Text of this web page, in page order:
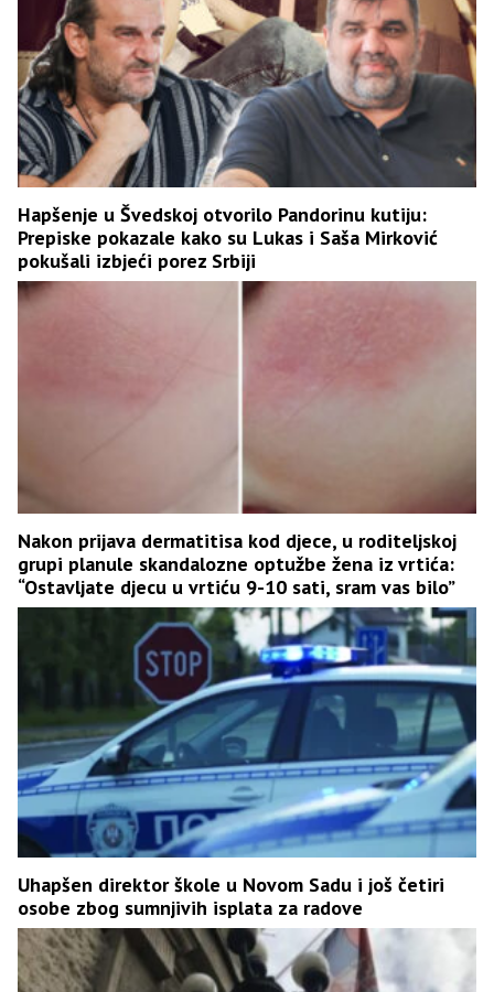
Hapšenje u Švedskoj otvorilo Pandorinu kutiju:
Prepiske pokazale kako su Lukas i Saša Mirković
pokušali izbjeći porez Srbiji
Nakon prijava dermatitisa kod djece, u roditeljskoj
grupi planule skandalozne optužbe žena iz vrtića:
“Ostavljate djecu u vrtiću 9-10 sati, sram vas bilo”
Uhapšen direktor škole u Novom Sadu i još četiri
osobe zbog sumnjivih isplata za radove